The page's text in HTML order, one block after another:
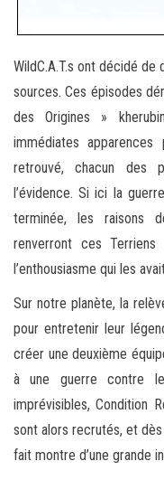
WildC.A.T.s ont décidé
sources. Ces épisodes
des Origines »
immédiates
retrouvé, chacun des
l’évidence. Si ici la
terminée, les raisons
renverront ces
l’enthousiasme qui les
Sur notre planète, la
pour entretenir leur
créer une deuxième
à une guerre contre
imprévisibles, Condition
sont alors recrutés, et
fait montre d’une grande